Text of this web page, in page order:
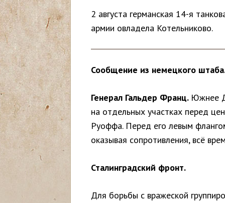
е
с
ь
2 августа германская 14-я
армии овладела Котельниково.
Сообщение из немецкого
Генерал Гальдер Франц. Южнее
на отдельных участках перед
Руоффа. Перед его левым
оказывая сопротивления, всё
Сталинградский фронт.
Для борьбы с вражеской